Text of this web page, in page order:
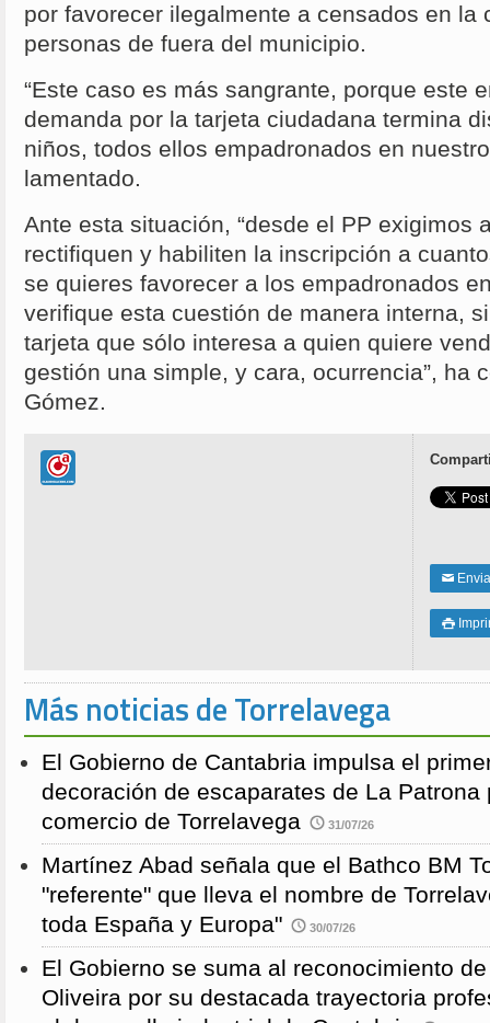
por favorecer ilegalmente a censados en la
personas de fuera del municipio.
“Este caso es más sangrante, porque este
demanda por la tarjeta ciudadana termina
niños, todos ellos empadronados en
lamentado.
Ante esta situación, “desde el PP exigimos
rectifiquen y habiliten la inscripción a
se quieres favorecer a los empadronados
verifique esta cuestión de manera interna,
tarjeta que sólo interesa a quien quiere
gestión una simple, y cara, ocurrencia”, ha
Gómez.
✉

Más noticias de Torrelavega
El Gobierno de Cantabria impulsa el
decoración de escaparates de La Patrona
comercio de Torrelavega
31/07/26
Martínez Abad señala que el Bathco BM
"referente" que lleva el nombre de
toda España y Europa"
30/07/26
El Gobierno se suma al reconocimiento
Oliveira por su destacada trayectoria